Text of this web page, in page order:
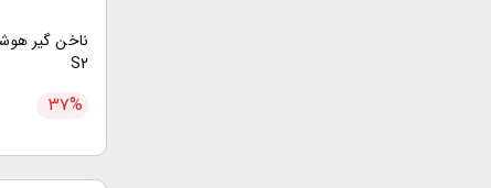
S2
۳۷%